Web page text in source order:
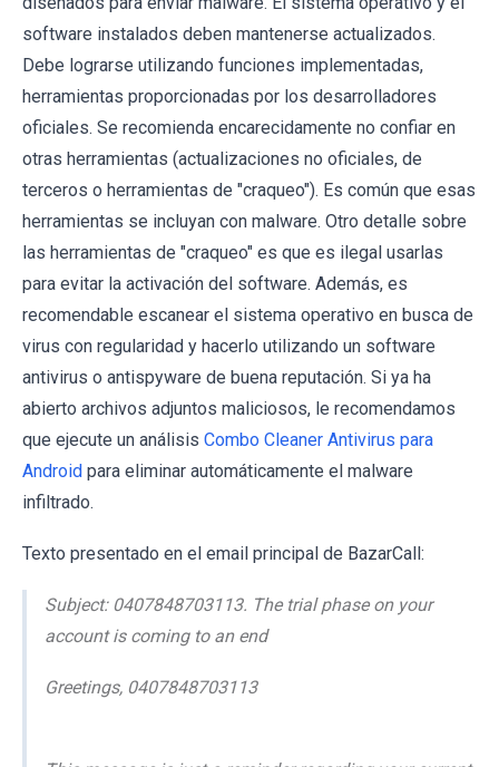
software instalados deben mantenerse actualizados.
Debe lograrse utilizando funciones implementadas,
herramientas proporcionadas por los desarrolladores
oficiales. Se recomienda encarecidamente no confiar en
otras herramientas (actualizaciones no oficiales, de
terceros o herramientas de "craqueo"). Es común que esas
herramientas se incluyan con malware. Otro detalle sobre
las herramientas de "craqueo" es que es ilegal usarlas
para evitar la activación del software. Además, es
recomendable escanear el sistema operativo en busca de
virus con regularidad y hacerlo utilizando un software
antivirus o antispyware de buena reputación. Si ya ha
abierto archivos adjuntos maliciosos, le recomendamos
que ejecute un análisis Combo Cleaner Antivirus para
Android para eliminar automáticamente el malware
infiltrado.
Texto presentado en el email principal de BazarCall:
Subject: 0407848703113. The trial phase on your
account is coming to an end
Greetings, 0407848703113